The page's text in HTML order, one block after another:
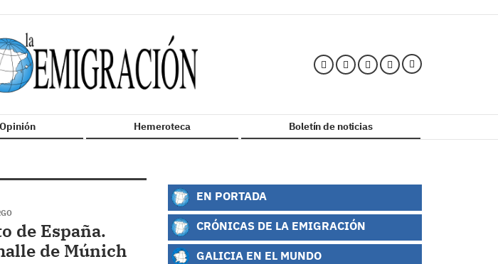
Opinión Hemeroteca Boletín de noticias
de España.
de Múnich
EN PORTADA
CRÓNICAS DE LA EMIGRACIÓN
GALICIA EN EL MUNDO